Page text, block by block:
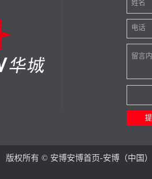
姓名
电话
留言
版权所有 © 安博安博首页-安博（中国